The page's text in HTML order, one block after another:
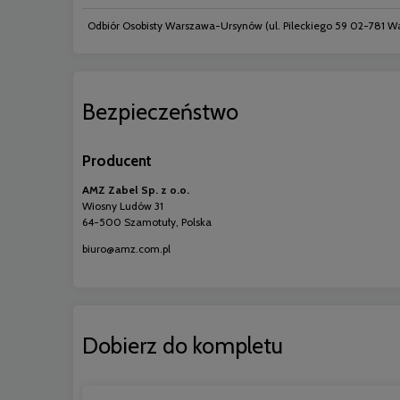
Odbiór Osobisty Warszawa-Ursynów (ul. Pileckiego 59 02-781
Bezpieczeństwo
Producent
AMZ Zabel Sp. z o.o.
Wiosny Ludów 31
64-500 Szamotuły, Polska
biuro@amz.com.pl
Dobierz do kompletu